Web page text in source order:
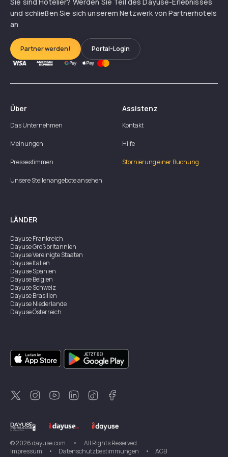
und schließen Sie sich unserem Netzwerk von Partnerhotels
an
Partner werden! Portal-Login
Über
Das Unternehmen
Meinungen
Pressestimmen
Unsere Stellenangebote ansehen
Assistenz
Kontakt
Hilfe
Stornierung einer Buchung
LÄNDER
DayuseFrankreich
DayuseGroßbritannien
DayuseVereinigte Staaten
DayuseItalien
DayuseSpanien
DayuseBelgien
DayuseSchweiz
DayuseBrasilien
DayuseNiederlande
DayuseÖsterreich
DayuseSingapur
DayuseZweden
DayuseThailand
DayuseNeuseeland
DayuseTürkei
©2026dayuse.com •
All Rights Reserved
Impressum
• Datenschutzbestimmungen • AGB